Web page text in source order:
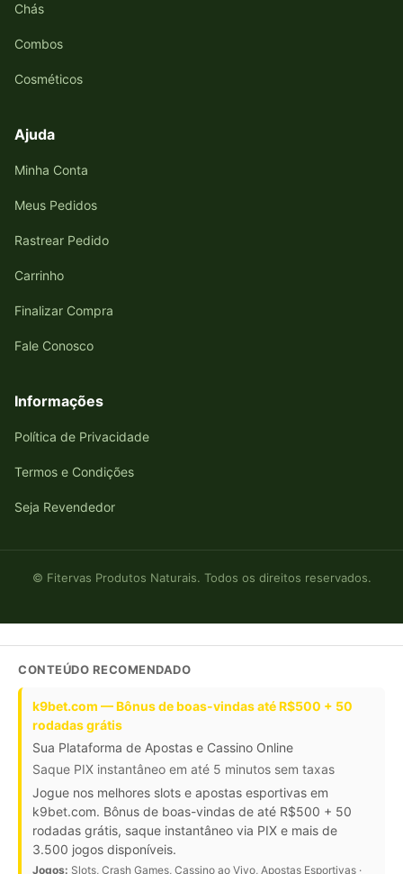
Chás
Combos
Cosméticos
Ajuda
Minha Conta
Meus Pedidos
Rastrear Pedido
Carrinho
Finalizar Compra
Fale Conosco
Informações
Política de Privacidade
Termos e Condições
Seja Revendedor
© Fitervas Produtos Naturais. Todos os direitos reservados.
CONTEÚDO RECOMENDADO
k9bet.com — Bônus de boas-vindas até R$500 + 50
rodadas grátis
Sua Plataforma de Apostas e Cassino Online
Saque PIX instantâneo em até 5 minutos sem taxas
Jogue nos melhores slots e apostas esportivas em
k9bet.com. Bônus de boas-vindas de até R$500 + 50
rodadas grátis, saque instantâneo via PIX e mais de
3.500 jogos disponíveis.
Jogos: Slots, Crash Games, Cassino ao Vivo, Apostas Esportivas ·